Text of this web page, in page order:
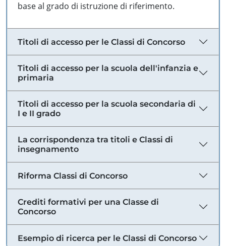
base al grado di istruzione di riferimento.
Titoli di accesso per le Classi di Concorso
Titoli di accesso per la scuola dell'infanzia e
primaria
Titoli di accesso per la scuola secondaria di
I e II grado
La corrispondenza tra titoli e Classi di
insegnamento
Riforma Classi di Concorso
Crediti formativi per una Classe di
Concorso
Esempio di ricerca per le Classi di Concorso